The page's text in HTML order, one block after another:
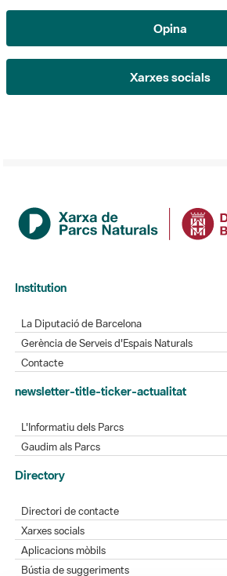
Opina
Xarxes socials
Institution
La Diputació de Barcelona
Gerència de Serveis d'Espais Naturals
Contacte
newsletter-title-ticker-actualitat
L'Informatiu dels Parcs
Gaudim als Parcs
Directory
Directori de contacte
Xarxes socials
Aplicacions mòbils
Bústia de suggeriments